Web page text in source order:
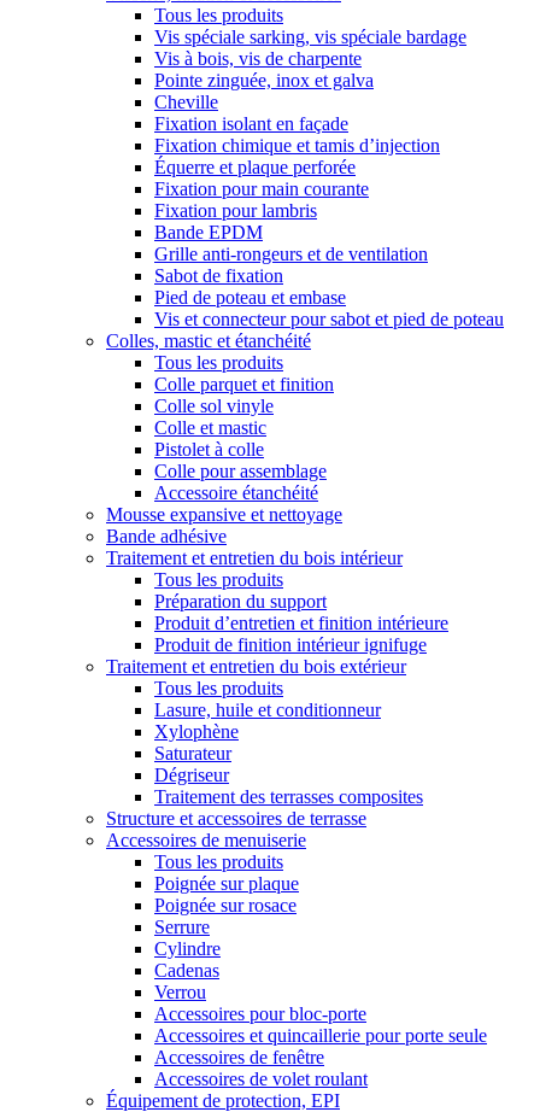
Tous les produits
Vis spéciale sarking, vis spéciale bardage
Vis à bois, vis de charpente
Pointe zinguée, inox et galva
Cheville
Fixation isolant en façade
Fixation chimique et tamis d’injection
Équerre et plaque perforée
Fixation pour main courante
Fixation pour lambris
Bande EPDM
Grille anti-rongeurs et de ventilation
Sabot de fixation
Pied de poteau et embase
Vis et connecteur pour sabot et pied de poteau
Colles, mastic et étanchéité
Tous les produits
Colle parquet et finition
Colle sol vinyle
Colle et mastic
Pistolet à colle
Colle pour assemblage
Accessoire étanchéité
Mousse expansive et nettoyage
Bande adhésive
Traitement et entretien du bois intérieur
Tous les produits
Préparation du support
Produit d’entretien et finition intérieure
Produit de finition intérieur ignifuge
Traitement et entretien du bois extérieur
Tous les produits
Lasure, huile et conditionneur
Xylophène
Saturateur
Dégriseur
Traitement des terrasses composites
Structure et accessoires de terrasse
Accessoires de menuiserie
Tous les produits
Poignée sur plaque
Poignée sur rosace
Serrure
Cylindre
Cadenas
Verrou
Accessoires pour bloc-porte
Accessoires et quincaillerie pour porte seule
Accessoires de fenêtre
Accessoires de volet roulant
Équipement de protection, EPI